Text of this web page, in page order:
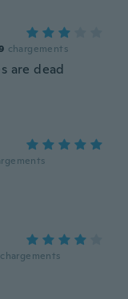
chargements
are dead
chargements